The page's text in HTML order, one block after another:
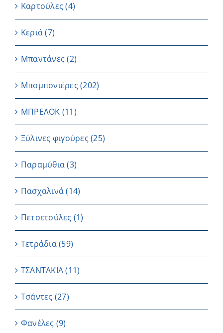
Καρτούλες (4)
Κεριά (7)
Μπαντάνες (2)
Μπομπονιέρες(202)
ΜΠΡΕΛΟΚ (11)
Ξύλινες φιγούρες(25)
Παραμύθια (3)
Πασχαλινά (14)
Πετσετούλες (1)
Τετράδια(59)
ΤΣΑΝΤΑΚΙΑ (11)
Τσάντες (27)
Φανέλες (9)